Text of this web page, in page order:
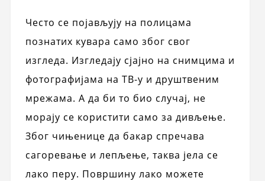
Често се појављују на полицама
познатих кувара само због свог
изгледа. Изгледају сјајно на снимцима и
фотографијама на ТВ-у и друштвеним
мрежама. А да би то био случај, не
морају се користити само за дивљење.
Због чињенице да бакар спречава
сагоревање и лепљење, таква јела се
лако перу. Површину лако можете